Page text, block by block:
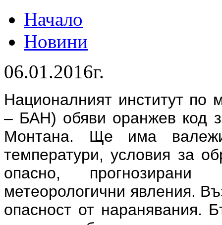
Начало
Новини
06.01.2016г.
Националният институт по
– БАН) обяви оранжев код
Монтана. Ще има
температури, условия за
опасно,
метеорологични явления.
опасност от наранявания.